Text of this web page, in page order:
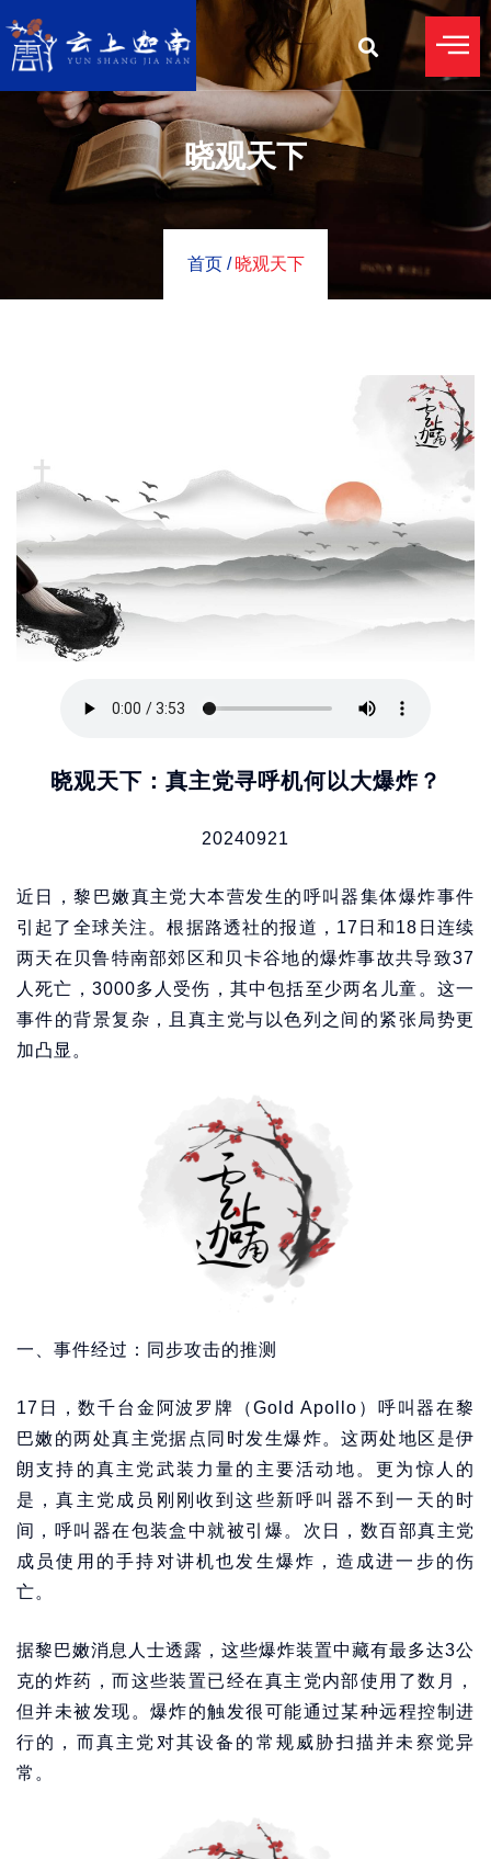
晓观天下
首页 / 晓观天下
晓观天下：真主党寻呼机何以大爆炸？
20240921
近日，黎巴嫩真主党大本营发生的呼叫器集体爆炸事件
引起了全球关注。根据路透社的报道，17日和18日连续
两天在贝鲁特南部郊区和贝卡谷地的爆炸事故共导致37
人死亡，3000多人受伤，其中包括至少两名儿童。这一
事件的背景复杂，且真主党与以色列之间的紧张局势更
加凸显。
一、事件经过：同步攻击的推测
17日，数千台金阿波罗牌（Gold Apollo）呼叫器在黎
巴嫩的两处真主党据点同时发生爆炸。这两处地区是伊
朗支持的真主党武装力量的主要活动地。更为惊人的
是，真主党成员刚刚收到这些新呼叫器不到一天的时
间，呼叫器在包装盒中就被引爆。次日，数百部真主党
成员使用的手持对讲机也发生爆炸，造成进一步的伤
亡。
据黎巴嫩消息人士透露，这些爆炸装置中藏有最多达3公
克的炸药，而这些装置已经在真主党内部使用了数月，
但并未被发现。爆炸的触发很可能通过某种远程控制进
行的，而真主党对其设备的常规威胁扫描并未察觉异
常。